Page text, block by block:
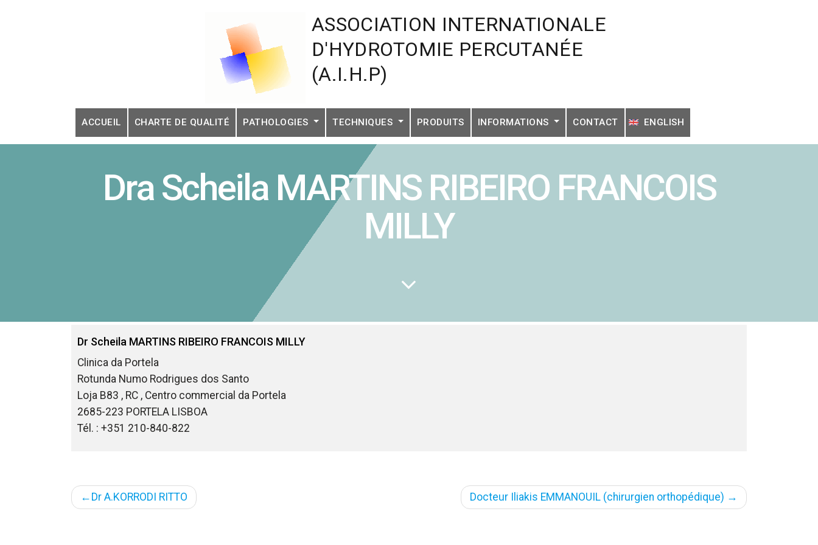
ASSOCIATION INTERNATIONALE
D'HYDROTOMIE PERCUTANÉE
(A.I.H.P)
ACCUEIL CHARTE DE QUALITÉ PATHOLOGIES TECHNIQUES PRODUITS INFORMATIONS CONTACT ENGLISH
Dra Scheila MARTINS RIBEIRO FRANCOIS
MILLY
Dr Scheila MARTINS RIBEIRO FRANCOIS MILLY
Clinica da Portela
Rotunda Numo Rodrigues dos Santo
Loja B83 , RC , Centro commercial da Portela
2685-223 PORTELA LISBOA
Tél. : +351 210-840-822
Navigation
de
Dr A.KORRODI RITTO Docteur Iliakis EMMANOUIL (chirurgien orthopédique)